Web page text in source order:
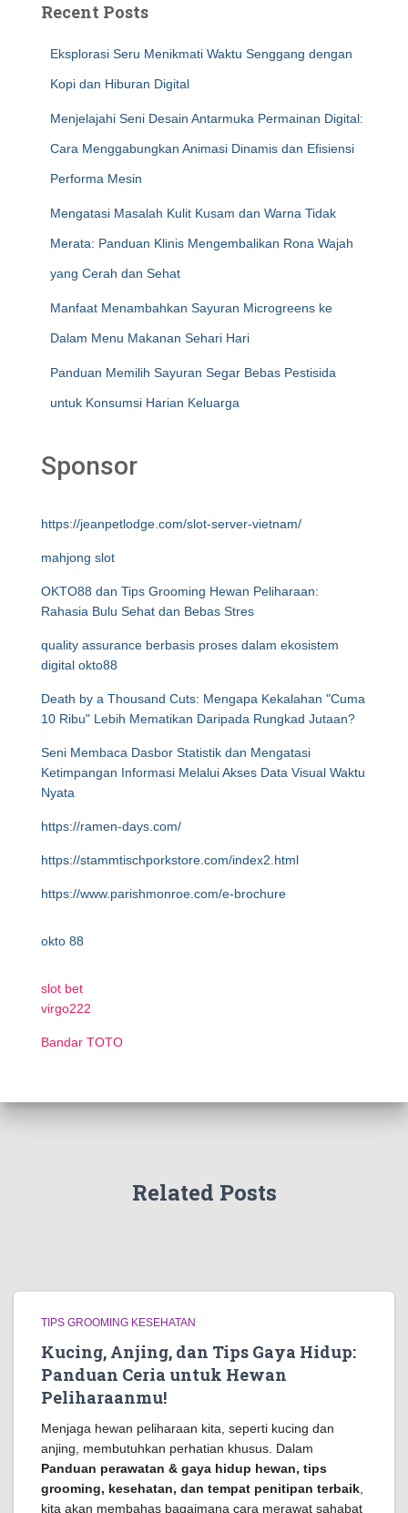
Recent Posts
Eksplorasi Seru Menikmati Waktu Senggang dengan
Kopi dan Hiburan Digital
Menjelajahi Seni Desain Antarmuka Permainan Digital:
Cara Menggabungkan Animasi Dinamis dan Efisiensi
Performa Mesin
Mengatasi Masalah Kulit Kusam dan Warna Tidak
Merata: Panduan Klinis Mengembalikan Rona Wajah
yang Cerah dan Sehat
Manfaat Menambahkan Sayuran Microgreens ke
Dalam Menu Makanan Sehari Hari
Panduan Memilih Sayuran Segar Bebas Pestisida
untuk Konsumsi Harian Keluarga
Sponsor
https://jeanpetlodge.com/slot-server-vietnam/
mahjong slot
OKTO88 dan Tips Grooming Hewan Peliharaan:
Rahasia Bulu Sehat dan Bebas Stres
quality assurance berbasis proses dalam ekosistem
digital okto88
Death by a Thousand Cuts: Mengapa Kekalahan "Cuma
10 Ribu" Lebih Mematikan Daripada Rungkad Jutaan?
Seni Membaca Dasbor Statistik dan Mengatasi
Ketimpangan Informasi Melalui Akses Data Visual Waktu
Nyata
https://ramen-days.com/
https://stammtischporkstore.com/index2.html
https://www.parishmonroe.com/e-brochure
okto 88
slot bet
virgo222
Bandar TOTO
Related Posts
TIPS GROOMING KESEHATAN
Kucing, Anjing, dan Tips Gaya Hidup:
Panduan Ceria untuk Hewan
Peliharaanmu!
Menjaga hewan peliharaan kita, seperti kucing dan
anjing, membutuhkan perhatian khusus. Dalam
Panduan perawatan & gaya hidup hewan, tips
grooming, kesehatan, dan tempat penitipan terbaik
kita akan membahas bagaimana cara merawat sahabat